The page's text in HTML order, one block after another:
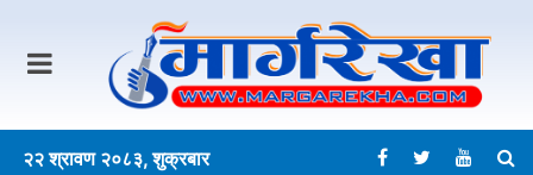
२२ श्रावण २०८३, शुक्रबार